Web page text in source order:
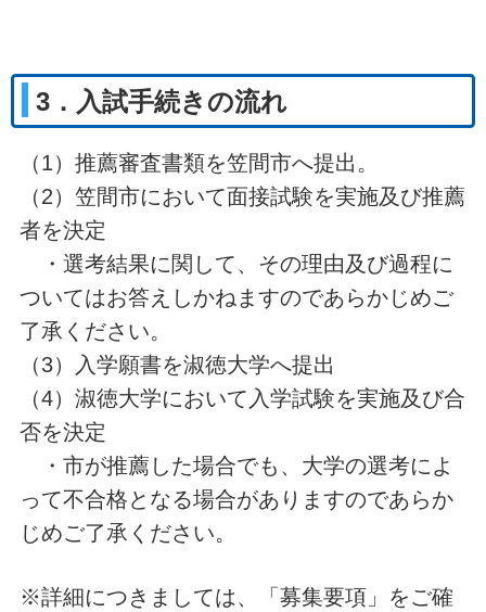
3．入試手続きの流れ
（1）推薦審査書類を笠間市へ提出。
（2）笠間市において面接試験を実施及び推薦
者を決定
・選考結果に関して、その理由及び過程に
ついてはお答えしかねますのであらかじめご
了承ください。
（3）入学願書を淑徳大学へ提出
（4）淑徳大学において入学試験を実施及び合
否を決定
・市が推薦した場合でも、大学の選考によ
って不合格となる場合がありますのであらか
じめご了承ください。
※詳細につきましては、「募集要項」をご確